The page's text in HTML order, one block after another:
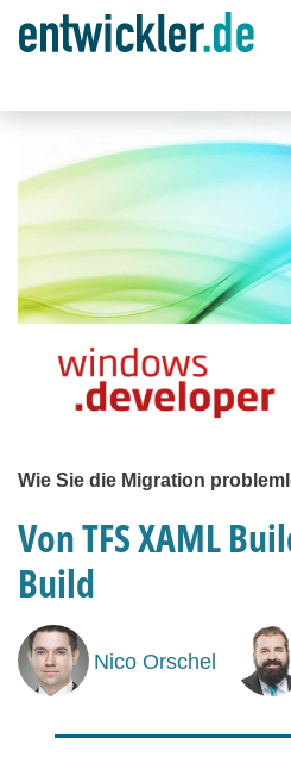
Wie Sie die Migration
Von TFS XAML
Build
Nico Orschel